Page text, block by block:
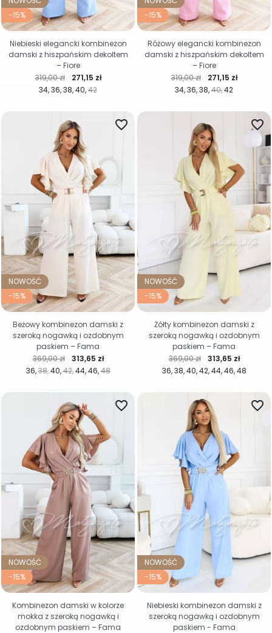
-15%
34 36 38 40 42
Cena regularna
319,00 zł Cena
271,15 zł
Niebieski elegancki kombinezon
damski z hiszpańskim dekoltem
– Fiore
-15%
34 36 38 40 42
Cena regularna
319,00 zł Cena
271,15 zł
Różowy elegancki kombinezon
damski z hiszpańskim dekoltem
– Fiore
NOWOŚĆ
-15%
36 38 40 42 44 46 48
favorite_border
Cena regularna
369,00 zł Cena
313,65 zł
Beżowy kombinezon damski z
szeroką nogawką i ozdobnym
paskiem – Fama
NOWOŚĆ
-15%
36 38 40 42 44 46 48
favorite_border
Cena regularna
369,00 zł Cena
313,65 zł
Żółty kombinezon damski z
szeroką nogawką i ozdobnym
paskiem – Fama
NOWOŚĆ
-15%
favorite_border
Kombinezon damski w kolorze
mokka z szeroką nogawką i
ozdobnym paskiem – Fama
NOWOŚĆ
-15%
favorite_border
Niebieski kombinezon damski z
szeroką nogawką i ozdobnym
paskiem - Fama